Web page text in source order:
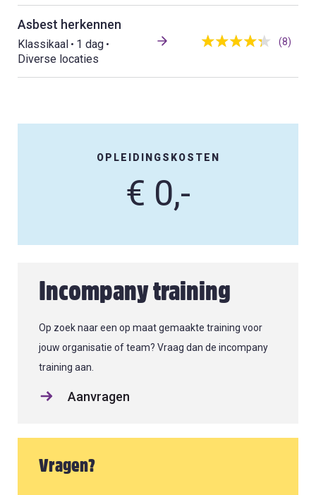
Asbest herkennen
Klassikaal
1 dag
Diverse locaties
(8)
OPLEIDINGSKOSTEN
€ 0,-
Incompany training
Op zoek naar een op maat gemaakte training voor
jouw organisatie of team? Vraag dan de incompany
training aan.
Aanvragen
Vragen?